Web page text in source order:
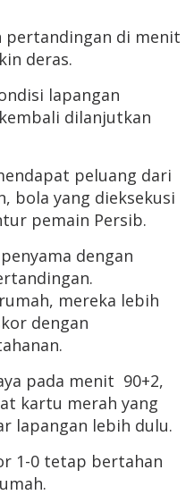
pertandingan di menit
deras.
lapangan
dilanjutkan
peluang dari
bola yang dieksekusi
pemain Persib.
dengan
mereka lebih
dengan
pada menit 90+2,
kartu merah yang
lapangan lebih dulu.
1-0 tetap bertahan